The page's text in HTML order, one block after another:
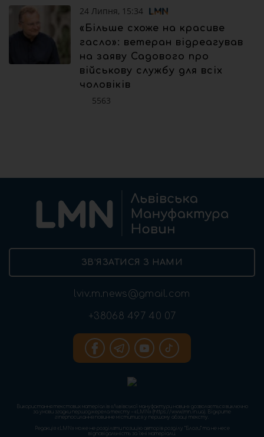
24 Липня, 15:34
«Більше схоже на красиве
гасло»: ветеран відреагував
на заяву Садового про
військову службу для всіх
чоловіків
5563
ЗВ’ЯЗАТИСЯ З НАМИ
lviv.m.news@gmail.com
+38068 497 40 07
Використання текстових матеріалів «Львівської мануфактури новин» дозволяється виключно
за умови згадки першоджерела тексту – «LMN» (https://www.lmn.in.ua). Відкрите
гіперпосилання повинне міститися у першому абзаці тексту.
Редакція «LMN» може не розділяти позицію авторів розділу “Блоги” та не несе
відповідальність за їхні матеріали.